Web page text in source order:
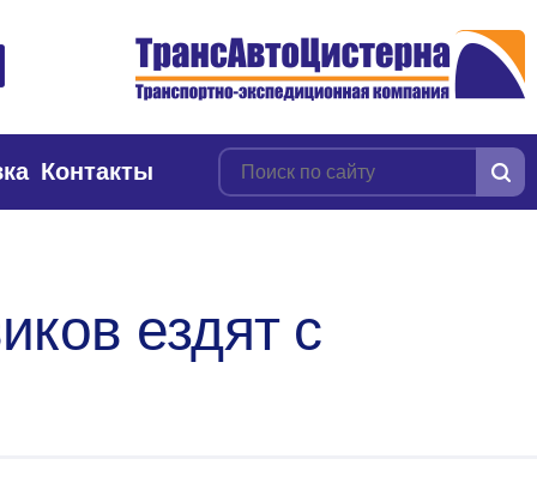
Контакты
ездят с